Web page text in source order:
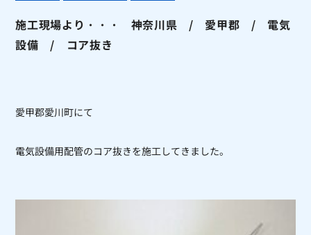
施工現場より・・・ 神奈川県 / 愛甲郡 / 電気
設備 / コア抜き
愛甲郡愛川町にて
電気設備用配管のコア抜きを施工してきました。